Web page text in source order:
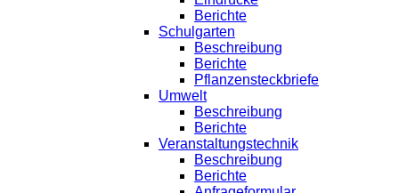
Berichte
Schulgarten
Beschreibung
Berichte
Pflanzensteckbriefe
Umwelt
Beschreibung
Berichte
Veranstaltungstechnik
Beschreibung
Berichte